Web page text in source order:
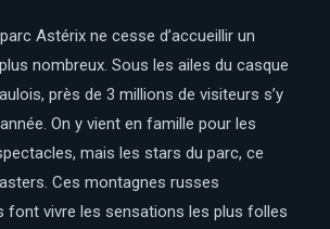
Astérix ne cesse d’accueillir un
nombreux. Sous les ailes du casque
près de 3 millions de visiteurs s’y
On y vient en famille pour les
mais les stars du parc, ce
Ces montagnes russes
font vivre les sensations les plus folles